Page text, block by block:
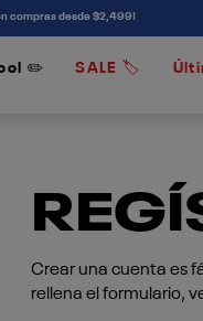
compras desde $2,499!
✏️ SALE 🏷️
Crear una cuenta es
rellena el formulario,